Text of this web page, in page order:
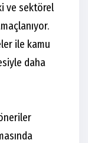
ve sektörel
ile kamu
daha